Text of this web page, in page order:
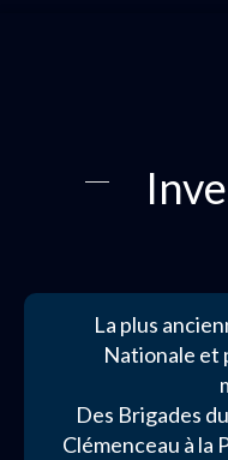
La plus
Nationale et
Des Brigades
Clémenceau à la